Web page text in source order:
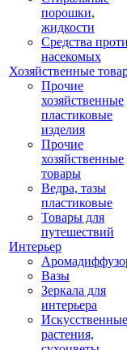
порошки,
жидкости
Средства
насекомых
Хозяйственные
Прочие
хозяйственные
пластиковые
изделия
Прочие
хозяйственные
товары
Ведра, тазы
пластиковые
Товары для
путешествий
Интерьер
Вазы
Зеркала для
интерьера
Искусственные
растения,